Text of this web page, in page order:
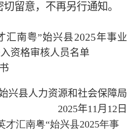
留意，不再另行通知。
汇南粤”始兴县2025年事业
资格审核人员名单
兴县人力资源和社会保障局
2025年11 月 12 日
才汇南粤“始兴县2025年事